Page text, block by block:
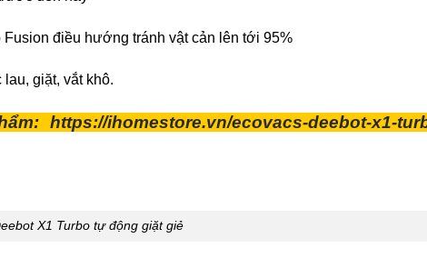
điều hướng tránh vật cản lên tới 95%
lau, giặt, vắt khô.
https://ihomestore.vn/ecovacs-deebot-x1-
X1 Turbo tự động giặt giẻ